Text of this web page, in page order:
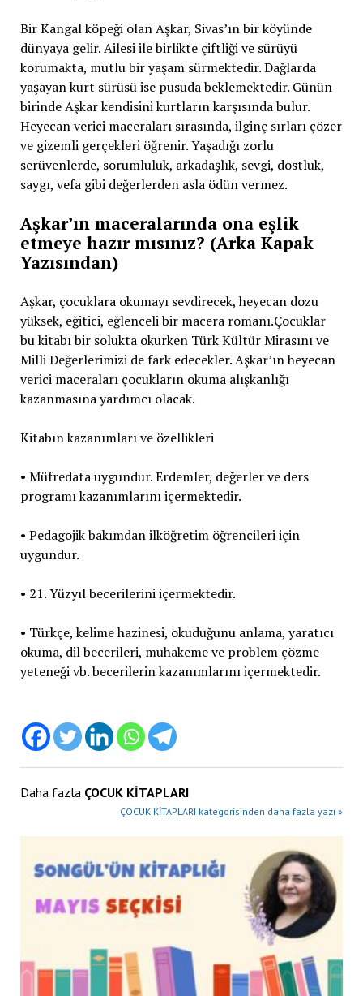
Bir Kangal köpeği olan Aşkar, Sivas’ın bir köyünde
dünyaya gelir. Ailesi ile birlikte çiftliği ve sürüyü
korumakta, mutlu bir yaşam sürmektedir. Dağlarda
yaşayan kurt sürüsü ise pusuda beklemektedir. Günün
birinde Aşkar kendisini kurtların karşısında bulur.
Heyecan verici maceraları sırasında, ilginç sırları çözer
ve gizemli gerçekleri öğrenir. Yaşadığı zorlu
serüvenlerde, sorumluluk, arkadaşlık, sevgi, dostluk,
saygı, vefa gibi değerlerden asla ödün vermez.
Aşkar’ın maceralarında ona eşlik
etmeye hazır mısınız? (Arka Kapak
Yazısından)
Aşkar, çocuklara okumayı sevdirecek, heyecan dozu
yüksek, eğitici, eğlenceli bir macera romanı.Çocuklar
bu kitabı bir solukta okurken Türk Kültür Mirasını ve
Milli Değerlerimizi de fark edecekler. Aşkar’ın heyecan
verici maceraları çocukların okuma alışkanlığı
kazanmasına yardımcı olacak.
Kitabın kazanımları ve özellikleri
• Müfredata uygundur. Erdemler, değerler ve ders
programı kazanımlarını içermektedir.
• Pedagojik bakımdan ilköğretim öğrencileri için
uygundur.
• 21. Yüzyıl becerilerini içermektedir.
• Türkçe, kelime hazinesi, okuduğunu anlama, yaratıcı
okuma, dil becerileri, muhakeme ve problem çözme
yeteneği vb. becerilerin kazanımlarını içermektedir.
Daha fazla ÇOCUK KİTAPLARI
ÇOCUK KİTAPLARI kategorisinden daha fazla yazı »